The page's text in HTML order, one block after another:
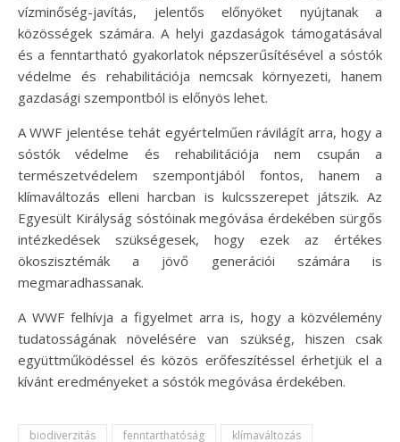
vízminőség-javítás, jelentős előnyöket nyújtanak a
közösségek számára. A helyi gazdaságok támogatásával
és a fenntartható gyakorlatok népszerűsítésével a sóstók
védelme és rehabilitációja nemcsak környezeti, hanem
gazdasági szempontból is előnyös lehet.
A WWF jelentése tehát egyértelműen rávilágít arra, hogy a
sóstók védelme és rehabilitációja nem csupán a
természetvédelem szempontjából fontos, hanem a
klímaváltozás elleni harcban is kulcsszerepet játszik. Az
Egyesült Királyság sóstóinak megóvása érdekében sürgős
intézkedések szükségesek, hogy ezek az értékes
ökoszisztémák a jövő generációi számára is
megmaradhassanak.
A WWF felhívja a figyelmet arra is, hogy a közvélemény
tudatosságának növelésére van szükség, hiszen csak
együttműködéssel és közös erőfeszítéssel érhetjük el a
kívánt eredményeket a sóstók megóvása érdekében.
biodiverzitás fenntarthatóság
klímaváltozás